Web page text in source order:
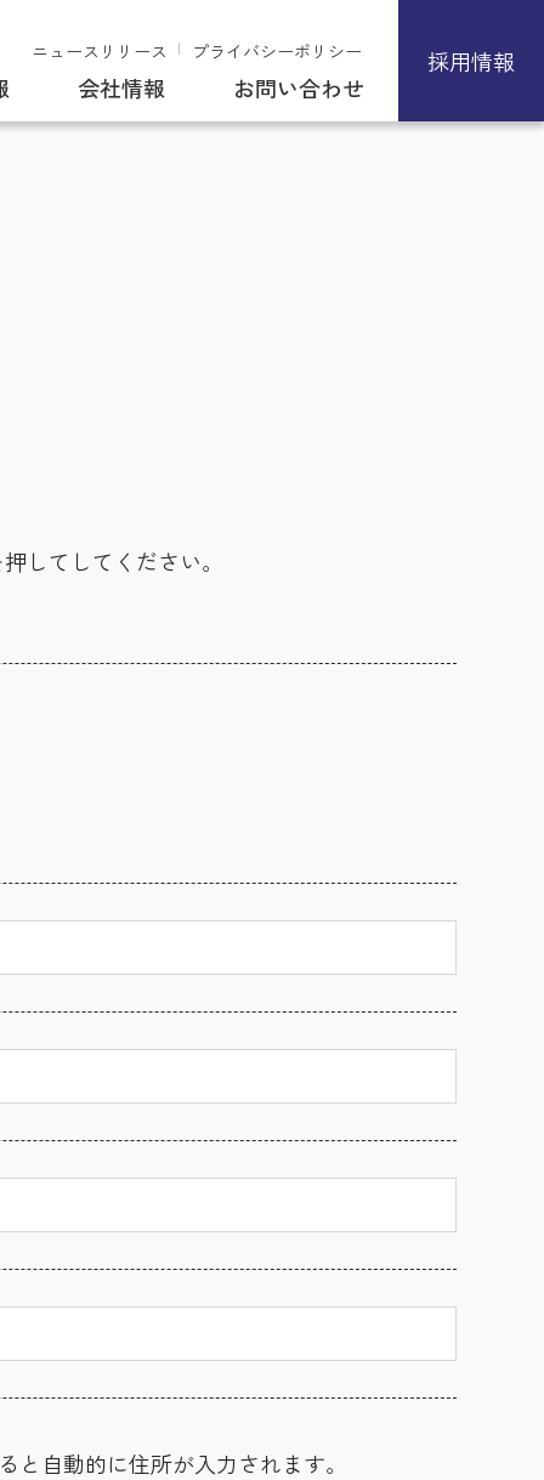
ニュースリリース プライバシーポリシー
会社情報 お問い合わせ
採用情報
してしてください。
と自動的に住所が入力されます。